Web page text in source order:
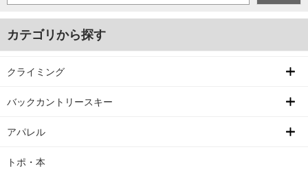
カテゴリから探す
クライミング
バックカントリースキー
アパレル
トポ・本